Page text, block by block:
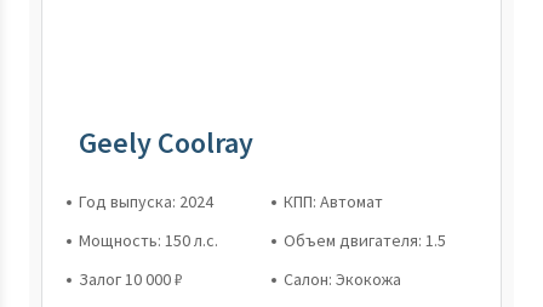
Geely Coolray
Год выпуска: 2024
КПП: Автомат
Мощность: 150 л.с.
Объем двигателя: 1.5
Залог 10 000 ₽
Салон: Экокожа